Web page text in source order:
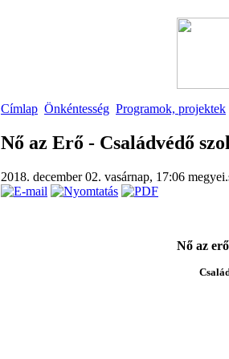
Címlap Önkéntesség Programok, projektek
Nő az Erő - Családvédő
2018. december 02. vasárnap, 17:06
Nő az